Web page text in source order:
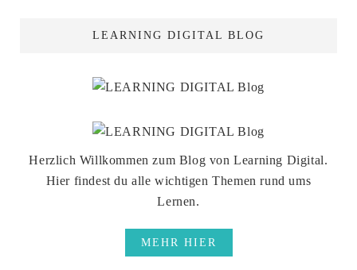
LEARNING DIGITAL BLOG
Herzlich Willkommen zum Blog von Learning Digital.
Hier findest du alle wichtigen Themen rund ums
Lernen.
MEHR HIER